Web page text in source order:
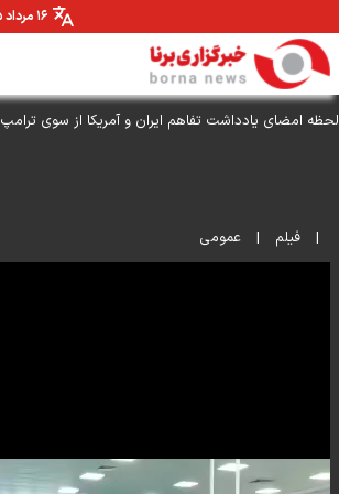
۱۶ مرداد ۱۴۰۵
لحظه امضای یادداشت تفاهم ایران و آمریکا از سوی ترامپ
| فیلم | عمومی